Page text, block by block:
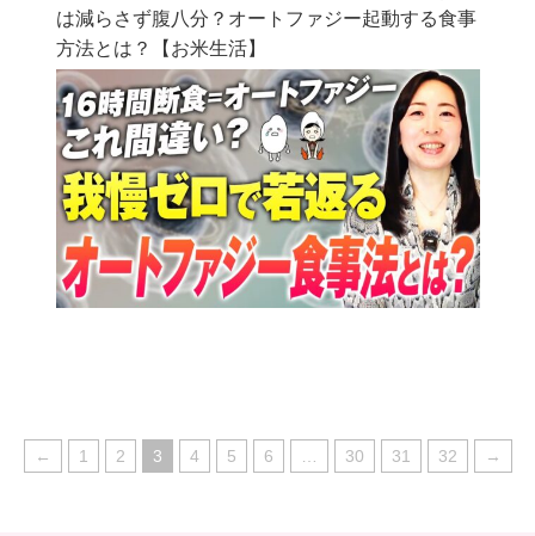
は減らさず腹八分？オートファジー起動する食事
方法とは？【お米生活】
← 1 2 3 4 5 6 30 31 32 →